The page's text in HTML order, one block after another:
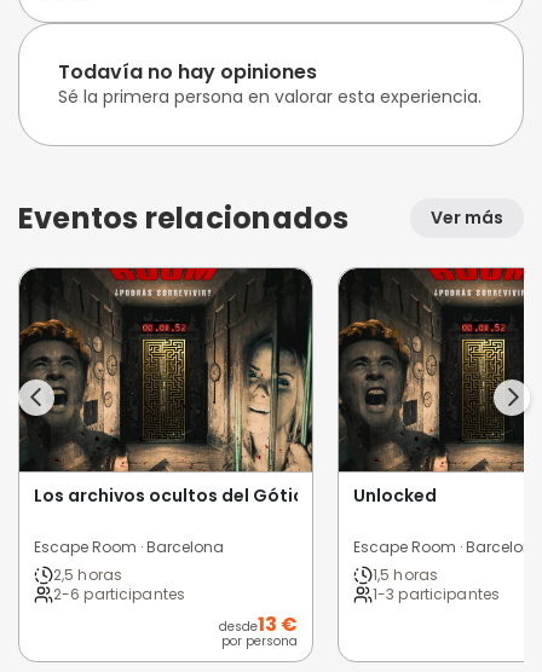
Todavía no hay opiniones
Sé la primera persona en valorar esta experiencia.
Eventos relacionados Ver más
Los archivos ocultos del Gótico
Escape Room · Barcelona
2,5 horas
2-6 participantes
desde13 €
por persona
Unlocked
Escape Room · Barcelona
1,5 horas
1-3 participantes